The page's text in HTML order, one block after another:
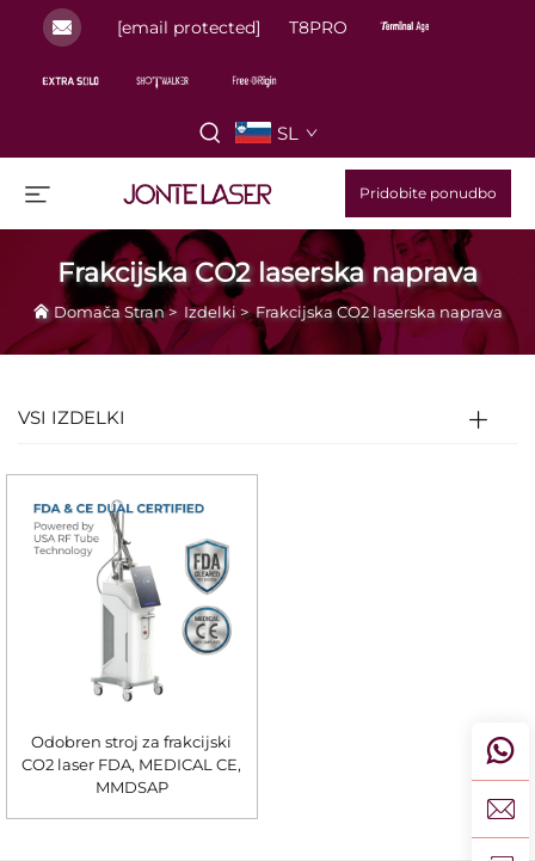
[email protected] T8PRO
SL
Pridobite ponudbo
Frakcijska CO2 laserska naprava
Domača Stran> Izdelki>Frakcijska CO2 laserska naprava
VSI IZDELKI
Odobren stroj za frakcijski
CO2 laser FDA, MEDICAL CE,
MMDSAP